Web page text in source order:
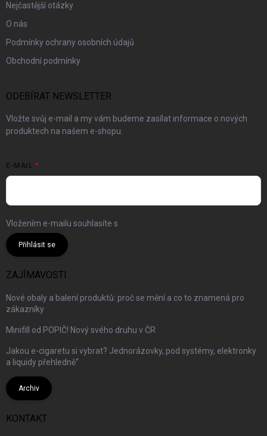
Nejčastější otázky
O nás
Podmínky ochrany osobních údajů
Obchodní podmínky
ODEBÍRAT NEWSLETTER
Vložte svůj e-mail a my vám budeme zasílat informace o nových
produktech na našem e-shopu.
E-MAIL
Vložením e-mailu souhlasíte s
Přihlásit se
ZAJÍMAVOSTI
Nové obaly a balení produktů: proč se mění a co to znamená pro
zákazníky
Minifill od POPIČ! Nový svého druhu v ČR
Jakou e-cigaretu si vybrat? Jednorázovky, pod systémy, elektronky
a liquidy přehledně“
Archiv
KONTAKT